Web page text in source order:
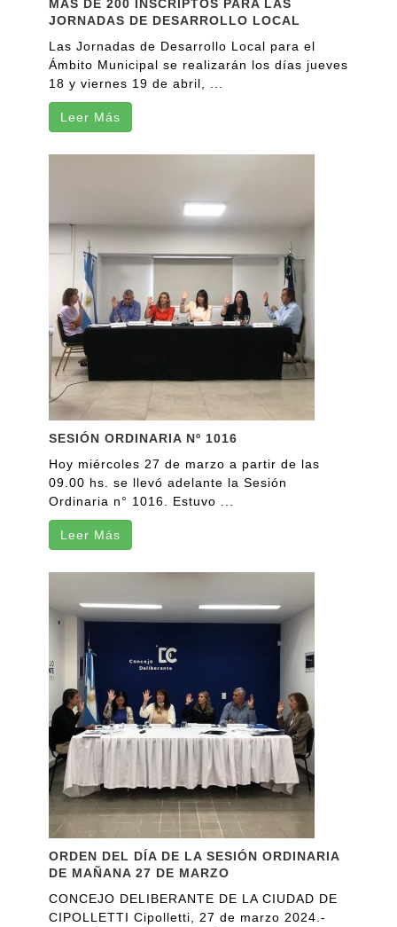
MÁS DE 200 INSCRIPTOS PARA LAS
JORNADAS DE DESARROLLO LOCAL
Las Jornadas de Desarrollo Local para el
Ámbito Municipal se realizarán los días jueves
18 y viernes 19 de abril, ...
Leer Más
SESIÓN ORDINARIA Nº 1016
Hoy miércoles 27 de marzo a partir de las
09.00 hs. se llevó adelante la Sesión
Ordinaria n° 1016. Estuvo ...
Leer Más
ORDEN DEL DÍA DE LA SESIÓN ORDINARIA
DE MAÑANA 27 DE MARZO
CONCEJO DELIBERANTE DE LA CIUDAD DE
CIPOLLETTI Cipolletti, 27 de marzo 2024.-